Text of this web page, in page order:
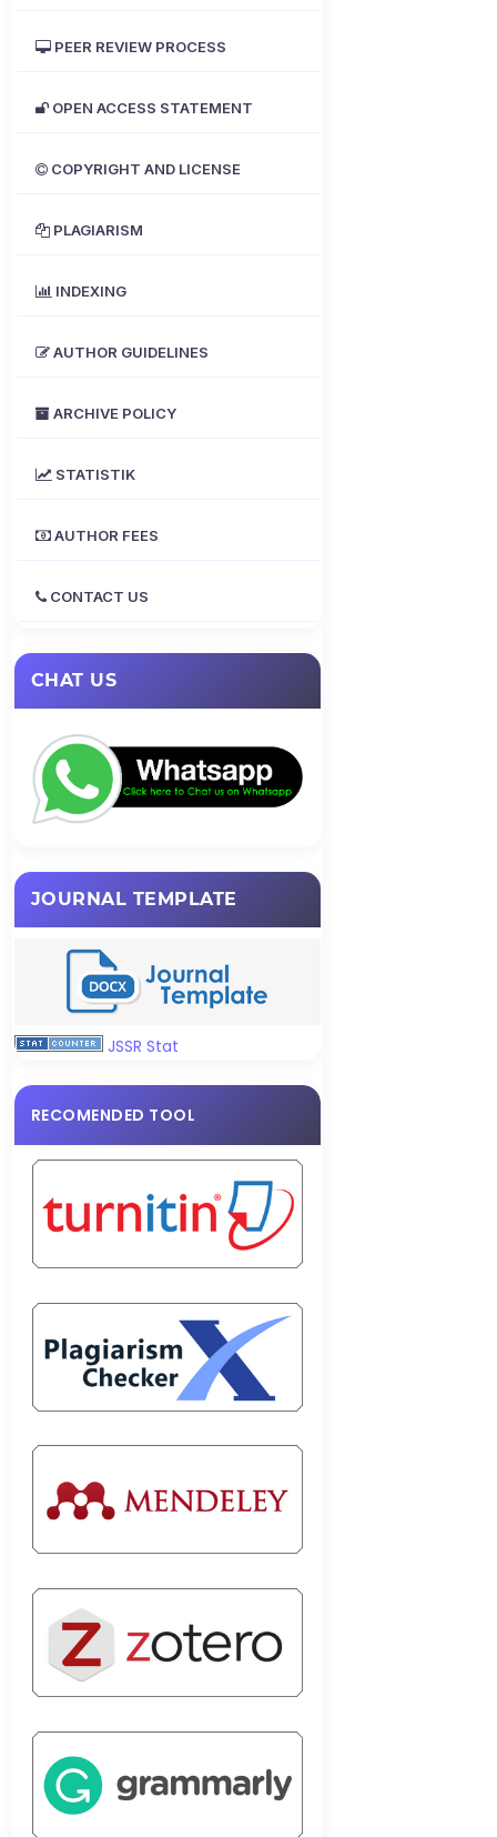
PEER REVIEW PROCESS
OPEN ACCESS STATEMENT
COPYRIGHT AND LICENSE
PLAGIARISM
INDEXING
AUTHOR GUIDELINES
ARCHIVE POLICY
STATISTIK
AUTHOR FEES
CONTACT US
CHAT US
JOURNAL TEMPLATE
JSSR Stat
RECOMENDED TOOL